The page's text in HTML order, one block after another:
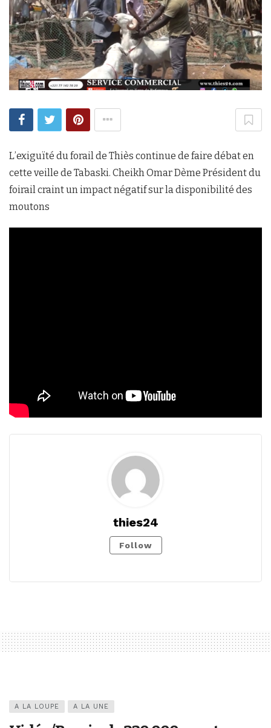
L’exiguïté du forail de Thiès continue de faire débat en
cette veille de Tabaski. Cheikh Omar Dème Président du
foirail craint un impact négatif sur la disponibilité des
moutons
thies24
Follow
A LA LOUPE A LA UNE